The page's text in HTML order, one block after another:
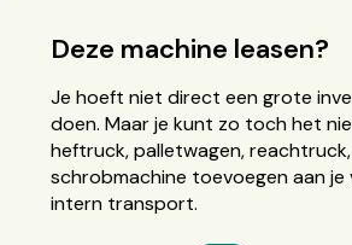
Deze machine leasen?
Je hoeft niet direct een grote
doen. Maar je kunt zo toch het
heftruck, palletwagen,
schrobmachine toevoegen aan
intern transport.